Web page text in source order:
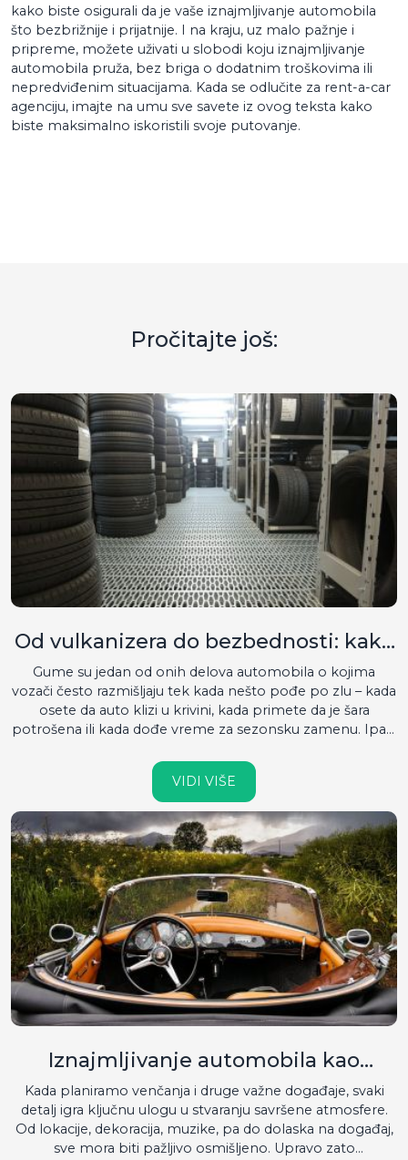
kako biste osigurali da je vaše iznajmljivanje automobila
što bezbrižnije i prijatnije. I na kraju, uz malo pažnje i
pripreme, možete uživati u slobodi koju iznajmljivanje
automobila pruža, bez briga o dodatnim troškovima ili
nepredviđenim situacijama. Kada se odlučite za rent-a-car
agenciju, imajte na umu sve savete iz ovog teksta kako
biste maksimalno iskoristili svoje putovanje.
Pročitajte još:
Od vulkanizera do bezbednosti: kako
gume čuvaju vaš automobil i život
Gume su jedan od onih delova automobila o kojima
vozači često razmišljaju tek kada nešto pođe po zlu – kada
osete da auto klizi u krivini, kada primete da je šara
potrošena ili kada dođe vreme za sezonsku zamenu. Ipak,
automobila i puta. Sve što automobil može da uradi – da
ubrza, zakoči ili skrene – zavisi od ta četiri komada gume.
Zato se s pravom kaže da bez dobrih guma nema ni
bezbedne vožnje....
VIDI VIŠE
Iznajmljivanje automobila kao
praktična opcija za venčanja i
posebne događaje
Kada planiramo venčanja i druge važne događaje, svaki
detalj igra ključnu ulogu u stvaranju savršene atmosfere.
Od lokacije, dekoracija, muzike, pa do dolaska na događaj,
sve mora biti pažljivo osmišljeno. Upravo zato